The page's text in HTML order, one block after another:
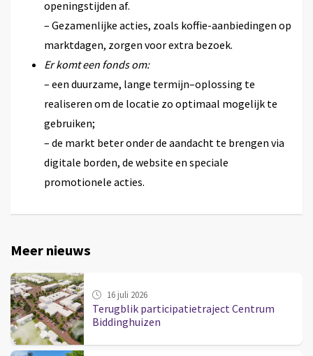
openingstijden af.
– Gezamenlijke acties, zoals koffie-aanbiedingen op
marktdagen, zorgen voor extra bezoek.
Er komt een fonds om:
– een duurzame, lange termijn–oplossing te
realiseren om de locatie zo optimaal mogelijk te
gebruiken;
– de markt beter onder de aandacht te brengen via
digitale borden, de website en speciale
promotionele acties.
Meer nieuws
Terugblik participatietraject Centrum
Biddinghuizen
16 juli 2026